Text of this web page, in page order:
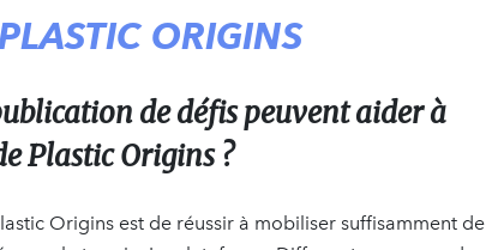
ORIGINS
de défis peuvent aider à
Plastic Origins ?
Origins est de réussir à mobiliser suffisamment de